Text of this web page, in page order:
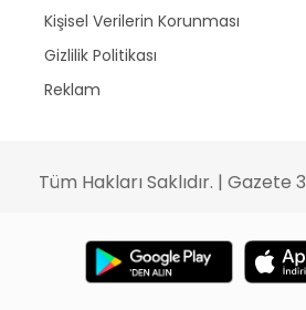
Kişisel Verilerin Korunması
Gizlilik Politikası
Reklam
Tüm Hakları Saklıdır. | Gazete 3